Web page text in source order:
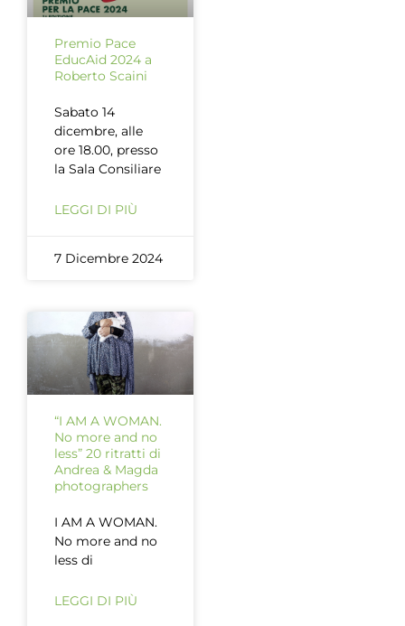
Premio Pace
EducAid 2024 a
Roberto Scaini
Sabato 14
dicembre, alle
ore 18.00, presso
la Sala Consiliare
LEGGI DI PIÙ
7 Dicembre 2024
“I AM A WOMAN.
No more and no
less” 20 ritratti di
Andrea & Magda
photographers
I AM A WOMAN.
No more and no
less di
LEGGI DI PIÙ